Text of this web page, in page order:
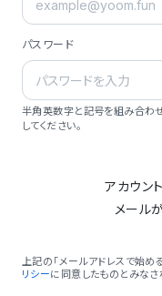
パスワード
半角英数字と記号を組み合わ
してください。
アカウン
メール
上記の「メールアドレスで始め
リシーに同意したものとみなさ